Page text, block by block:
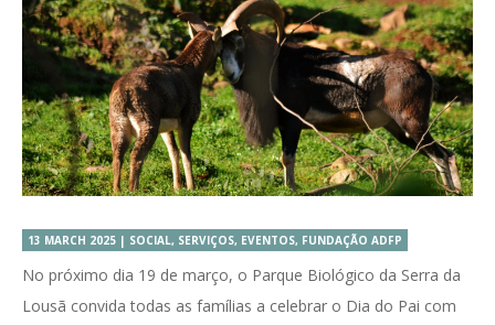
13 MARCH 2025 | SOCIAL, SERVIÇOS, EVENTOS, FUNDAÇÃO ADFP
No próximo dia 19 de março, o Parque Biológico da Serra da
Lousã convida todas as famílias a celebrar o Dia do Pai com